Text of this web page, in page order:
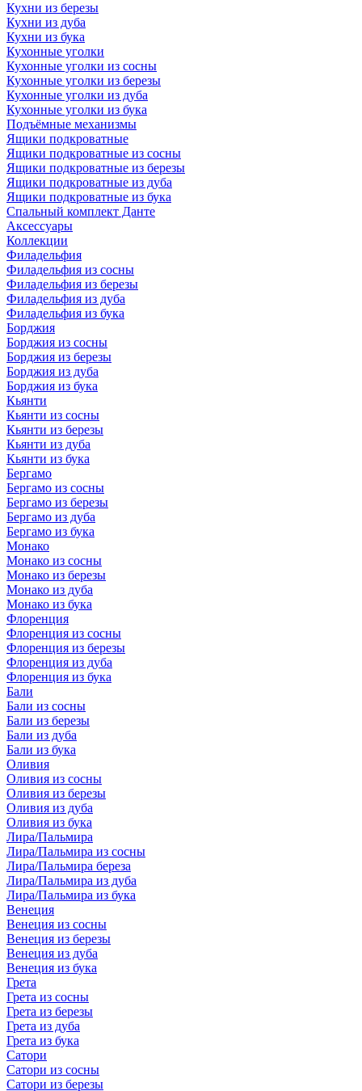
Кухни из березы
Кухни из дуба
Кухни из бука
Кухонные уголки
Кухонные уголки из сосны
Кухонные уголки из березы
Кухонные уголки из дуба
Кухонные уголки из бука
Подъёмные механизмы
Ящики подкроватные
Ящики подкроватные из сосны
Ящики подкроватные из березы
Ящики подкроватные из дуба
Ящики подкроватные из бука
Спальный комплект Данте
Аксессуары
Коллекции
Филадельфия
Филадельфия из сосны
Филадельфия из березы
Филадельфия из дуба
Филадельфия из бука
Борджия
Борджия из сосны
Борджия из березы
Борджия из дуба
Борджия из бука
Кьянти
Кьянти из сосны
Кьянти из березы
Кьянти из дуба
Кьянти из бука
Бергамо
Бергамо из сосны
Бергамо из березы
Бергамо из дуба
Бергамо из бука
Монако
Монако из сосны
Монако из березы
Монако из дуба
Монако из бука
Флоренция
Флоренция из сосны
Флоренция из березы
Флоренция из дуба
Флоренция из бука
Бали
Бали из сосны
Бали из березы
Бали из дуба
Бали из бука
Оливия
Оливия из сосны
Оливия из березы
Оливия из дуба
Оливия из бука
Лира/Пальмира
Лира/Пальмира из сосны
Лира/Пальмира береза
Лира/Пальмира из дуба
Лира/Пальмира из бука
Венеция
Венеция из сосны
Венеция из березы
Венеция из дуба
Венеция из бука
Грета
Грета из сосны
Грета из березы
Грета из дуба
Грета из бука
Сатори
Сатори из сосны
Сатори из березы